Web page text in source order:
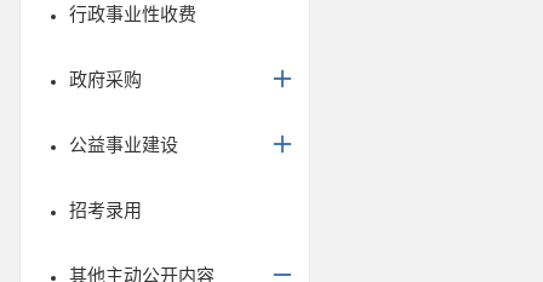
行政事业性收费
政府采购
公益事业建设
招考录用
其他主动公开内容